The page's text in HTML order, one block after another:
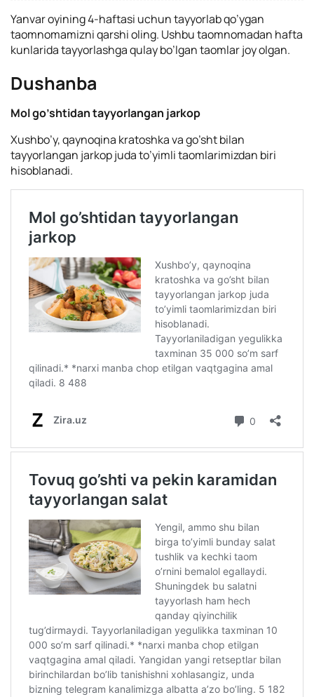
Yanvar oyining 4-haftasi uchun tayyorlab qo’ygan
taomnomamizni qarshi oling. Ushbu taomnomadan hafta
kunlarida tayyorlashga qulay bo’lgan taomlar joy olgan.
Dushanba
Mol go’shtidan tayyorlangan jarkop
Xushbo’y, qaynoqina kratoshka va go’sht bilan
tayyorlangan jarkop juda to’yimli taomlarimizdan biri
hisoblanadi.